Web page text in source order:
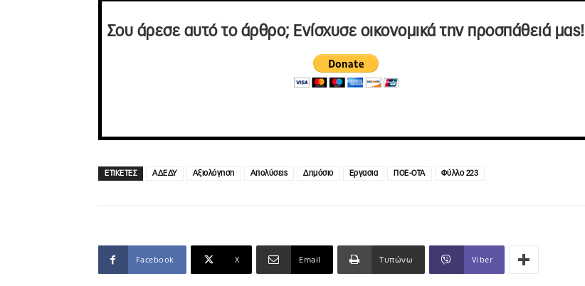
Σου άρεσε αυτό το άρθρο; Ενίσχυσε οικονομικά την προσπάθειά μας!
ΕΤΙΚΕΤΕΣ ΑΔΕΔΥ Αξιολόγηση Απολύσεις Δημόσιο Εργασια ΠΟΕ-ΟΤΑ Φύλλο 223
Facebook X Email Τυπώνω Viber